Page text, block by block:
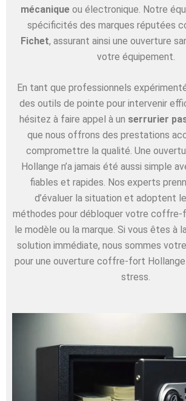
mécanique ou électronique. Notre
spécificités des marques réputées
Fichet, assurant ainsi une ouverture
votre équipement.
En tant que professionnels
des outils de pointe pour intervenir
hésitez à faire appel à un serrurier
que nous offrons des prestations
compromettre la qualité. Une
Hollange n’a jamais été aussi simple
fiables et rapides. Nos experts
d’évaluer la situation et adoptent
méthodes pour débloquer votre coffre-
le modèle ou la marque. Si vous êtes à
solution immédiate, nous sommes
pour une ouverture coffre-fort
stress.